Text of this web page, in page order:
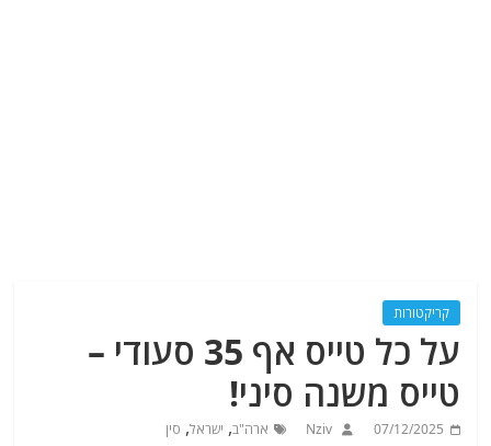
קריקטורות
על כל טייס אף 35 סעודי –
טייס משנה סיני!
07/12/2025
Nziv ארה"ב, ישראל, סין